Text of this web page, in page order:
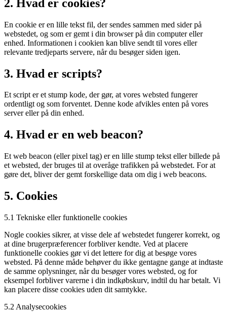
2. Hvad er cookies?
En cookie er en lille tekst fil, der sendes sammen med sider på
webstedet, og som er gemt i din browser på din computer eller
enhed. Informationen i cookien kan blive sendt til vores eller
relevante tredjeparts servere, når du besøger siden igen.
3. Hvad er scripts?
Et script er et stump kode, der gør, at vores websted fungerer
ordentligt og som forventet. Denne kode afvikles enten på vores
server eller på din enhed.
4. Hvad er en web beacon?
Et web beacon (eller pixel tag) er en lille stump tekst eller billede på
et websted, der bruges til at overåge trafikken på webstedet. For at
gøre det, bliver der gemt forskellige data om dig i web beacons.
5. Cookies
5.1 Tekniske eller funktionelle cookies
Nogle cookies sikrer, at visse dele af webstedet fungerer korrekt, og
at dine brugerpræferencer forbliver kendte. Ved at placere
funktionelle cookies gør vi det lettere for dig at besøge vores
websted. På denne måde behøver du ikke gentagne gange at indtaste
de samme oplysninger, når du besøger vores websted, og for
eksempel forbliver varerne i din indkøbskurv, indtil du har betalt. Vi
kan placere disse cookies uden dit samtykke.
5.2 Analysecookies